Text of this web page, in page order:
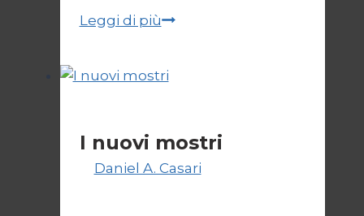
Leggi di piùPer
di
robusta
Costituzione
I nuovi mostri
Daniel A. Casari